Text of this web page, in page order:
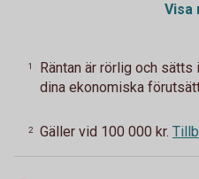
Visa
1
Räntan är rörlig och
dina ekonomiska
2 Gäller vid 100 000 kr.